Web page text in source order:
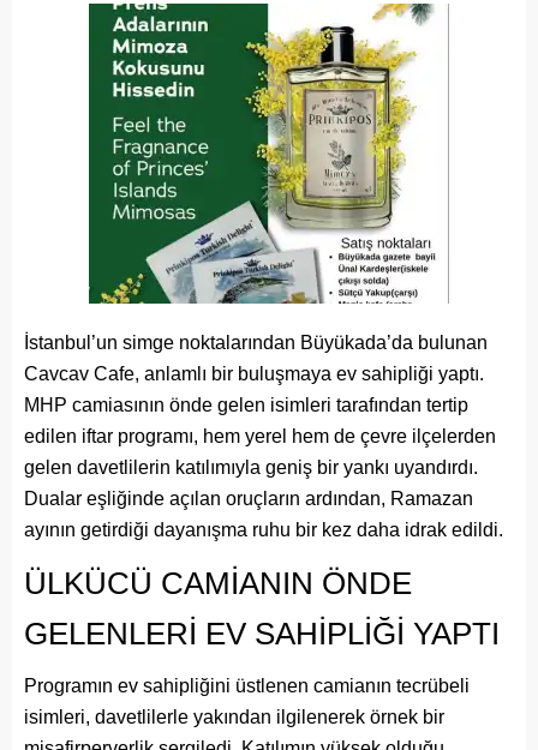
İstanbul’un simge noktalarından Büyükada’da bulunan
Cavcav Cafe, anlamlı bir buluşmaya ev sahipliği yaptı.
MHP camiasının önde gelen isimleri tarafından tertip
edilen iftar programı, hem yerel hem de çevre ilçelerden
gelen davetlilerin katılımıyla geniş bir yankı uyandırdı.
Dualar eşliğinde açılan oruçların ardından, Ramazan
ayının getirdiği dayanışma ruhu bir kez daha idrak edildi.
ÜLKÜCÜ CAMİANIN ÖNDE
GELENLERİ EV SAHİPLİĞİ YAPTI
Programın ev sahipliğini üstlenen camianın tecrübeli
isimleri, davetlilerle yakından ilgilenerek örnek bir